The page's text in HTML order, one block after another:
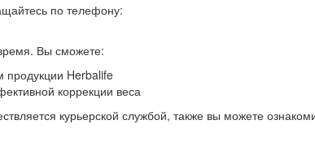
по телефону:
Вы сможете:
Herbalife
коррекции веса
курьерской службой, также вы можете